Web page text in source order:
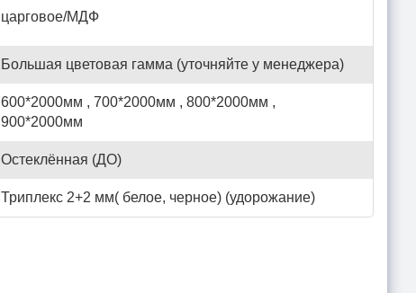
царговое/МДФ
Большая цветовая гамма (уточняйте у менеджера)
600*2000мм , 700*2000мм , 800*2000мм ,
900*2000мм
Остеклённая (ДО)
Триплекс 2+2 мм( белое, черное) (удорожание)